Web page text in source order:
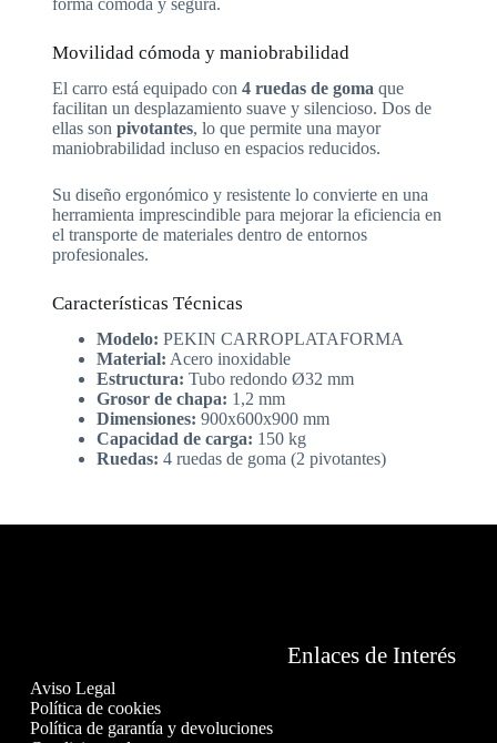
forma cómoda y segura.
Movilidad cómoda y maniobrabilidad
El carro está equipado con 4 ruedas de goma que
facilitan un desplazamiento suave y silencioso. Dos de
ellas son pivotantes, lo que permite una mayor
maniobrabilidad incluso en espacios reducidos.
Su diseño ergonómico y resistente lo convierte en una
herramienta imprescindible para mejorar la eficiencia en
el transporte de materiales dentro de entornos
profesionales.
Características Técnicas
Modelo: PEKIN CARROPLATAFORMA
Material: Acero inoxidable
Estructura: Tubo redondo Ø32 mm
Grosor de chapa: 1,2 mm
Dimensiones: 900x600x900 mm
Capacidad de carga: 150 kg
Ruedas: 4 ruedas de goma (2 pivotantes)
Enlaces de Interés
Aviso Legal
Política de cookies
Política de garantía y devoluciones